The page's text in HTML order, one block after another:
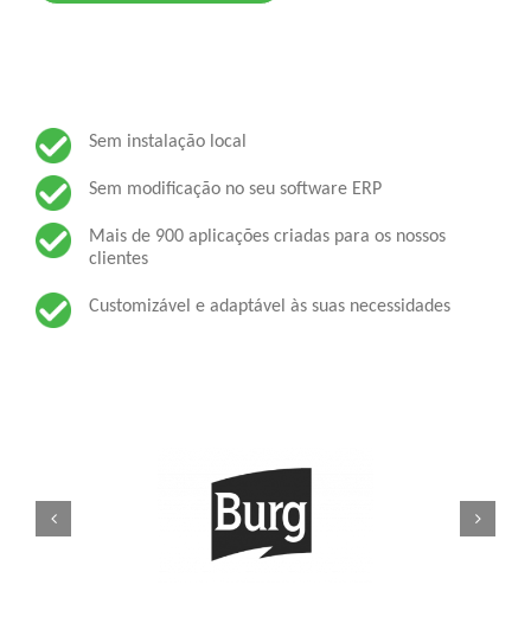
Sem instalação local
Sem modificação no seu software ERP
Mais de 900 aplicações criadas para os nossos
clientes
Customizável e adaptável às suas necessidades